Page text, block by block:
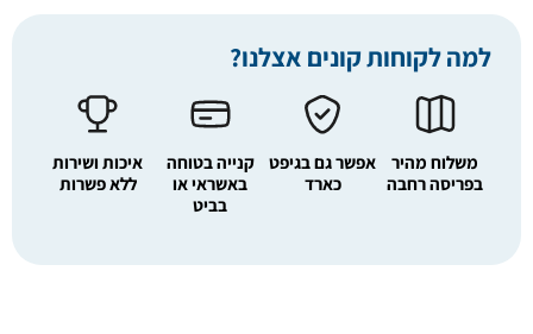
למה לקוחות קונים אצלנו?
משלוח מהיר
בפריסה רחבה
אפשר גם בגיפט
כארד
קנייה בטוחה
באשראי או
בביט
איכות ושירות
ללא פשרות